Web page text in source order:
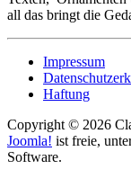
all das bringt die
Impressum
Haftung
Copyright © 2026
Joomla! ist freie,
Software.